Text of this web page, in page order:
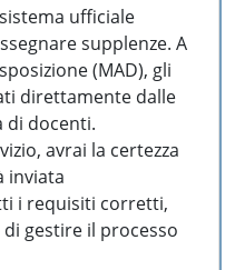
ufficiale
supplenze. A
(MAD), gli
direttamente dalle
di docenti.
avrai la certezza
inviata
i requisiti corretti,
gestire il processo